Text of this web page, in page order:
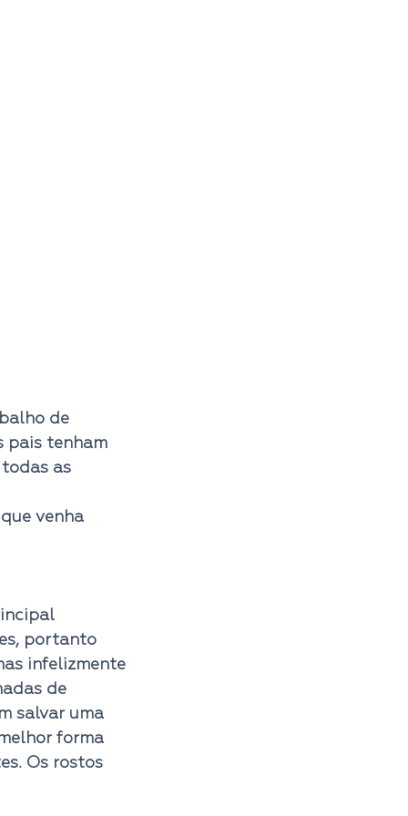
de
pais tenham
as
portanto
infelizmente
de
salvar uma
forma
Os rostos